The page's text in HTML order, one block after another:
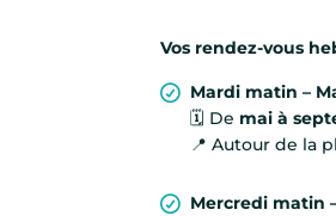
Vos rendez-vous
Mardi matin –
🗓️ De mai à
📍 Autour de la
Mercredi matin